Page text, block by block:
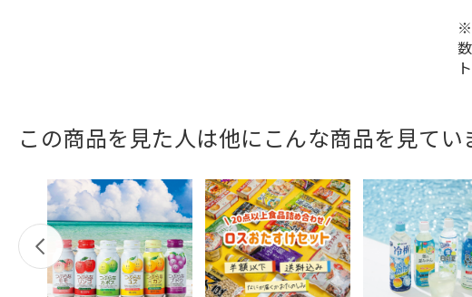
この商品を見た人は他にこんな商品を見てい